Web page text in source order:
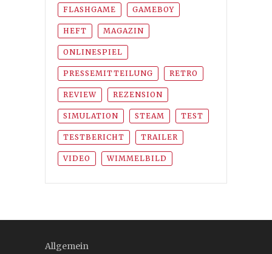
FLASHGAME GAMEBOY
HEFT MAGAZIN
ONLINESPIEL
PRESSEMITTEILUNG RETRO
REVIEW REZENSION
SIMULATION STEAM TEST
TESTBERICHT TRAILER
VIDEO WIMMELBILD
Allgemein